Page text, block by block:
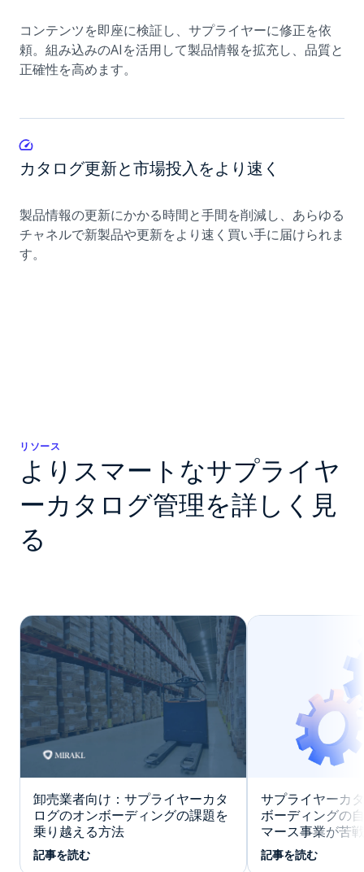
コンテンツを即座に検証し、サプライヤーに修正を依
頼。組み込みのAIを活用して製品情報を拡充し、品質と
正確性を高めます。
カタログ更新と市場投入をより速く
製品情報の更新にかかる時間と手間を削減し、あらゆる
チャネルで新製品や更新をより速く買い手に届けられま
す。
リソース
よりスマートなサプライヤ
ーカタログ管理を詳しく見
る
卸売業者向け：サプライヤーカタ
ログのオンボーディングの課題を
乗り越える方法
記事を読む
サプライヤーカ
ボーディングの
マース事業が苦
記事を読む